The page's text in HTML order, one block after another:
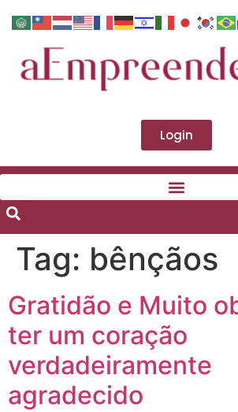
Login
Tag: bênçãos
Gratidão e Muito
ter um coração
verdadeiramente
agradecido